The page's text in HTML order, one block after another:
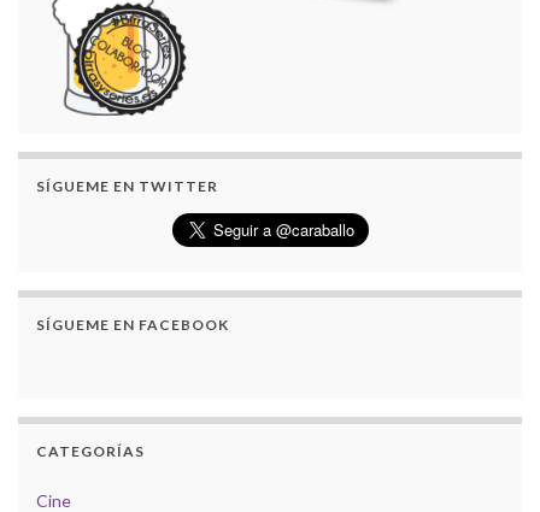
SÍGUEME EN TWITTER
SÍGUEME EN FACEBOOK
CATEGORÍAS
Cine